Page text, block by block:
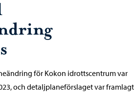
för Kokon idrottscentrum var
och detaljplaneförslaget var framlagt